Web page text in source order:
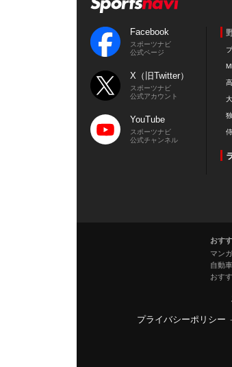
Facebook
スポーツナビ
公式ページ
X（旧Twitter）
スポーツナビ
公式アカウント
YouTube
スポーツナビ
公式チャンネル
おす
マン
自動
おす
プライバシーポリシー -